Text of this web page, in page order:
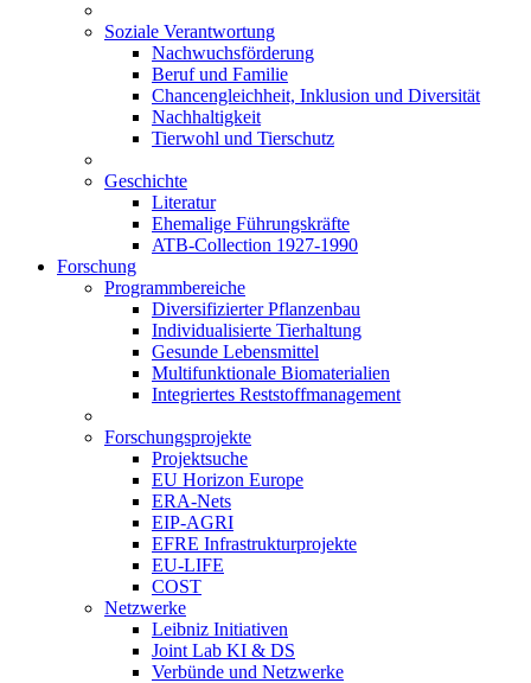
Soziale Verantwortung
Nachwuchsförderung
Beruf und Familie
Chancengleichheit, Inklusion und Diversität
Nachhaltigkeit
Tierwohl und Tierschutz
Geschichte
Literatur
Ehemalige Führungskräfte
ATB-Collection 1927-1990
Forschung
Programmbereiche
Diversifizierter Pflanzenbau
Individualisierte Tierhaltung
Gesunde Lebensmittel
Multifunktionale Biomaterialien
Integriertes Reststoffmanagement
Forschungsprojekte
Projektsuche
EU Horizon Europe
ERA-Nets
EIP-AGRI
EFRE Infrastrukturprojekte
EU-LIFE
COST
Netzwerke
Leibniz Initiativen
Joint Lab KI & DS
Verbünde und Netzwerke